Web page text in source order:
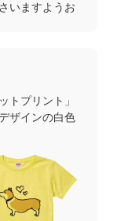
いますようお
トプリント」
ザインの白色